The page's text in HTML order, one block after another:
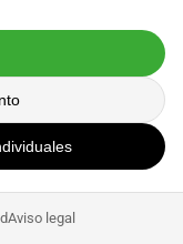
. Las campañas
clave,
ser controladas
Aviso legal